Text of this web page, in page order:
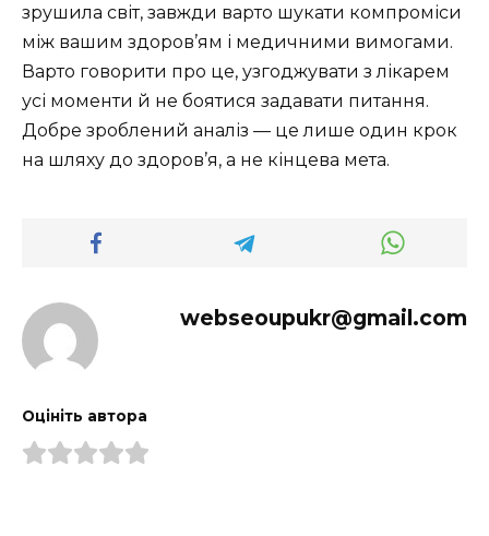
зрушила світ, завжди варто шукати компроміси
між вашим здоров’ям і медичними вимогами.
Варто говорити про це, узгоджувати з лікарем
усі моменти й не боятися задавати питання.
Добре зроблений аналіз — це лише один крок
на шляху до здоров’я, а не кінцева мета.
webseoupukr@gmail.com
Оцініть автора